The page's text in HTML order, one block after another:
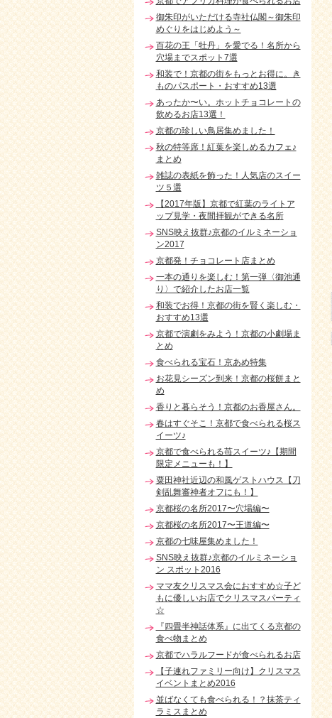
御朱印がいただける寺社仏閣～御朱印
めぐりをはじめよう～
百花の王「牡丹」を愛でる！名所から
穴場までスポット7選
和装で！京都の街をもっとお得に。き
ものパスポート・おすすめ13選
あったか〜い。ホットチョコレートの
飲めるお店13選！
京都の珍しい鳥居集めました！
秋の特等席！紅葉を楽しめるカフェ♪
まとめ
雑誌の表紙を飾った！人気店のスイー
ツ５選
【2017年版】京都で紅葉のライトア
ップ見学・夜間拝観ができる名所
SNS映え抜群♪京都のイルミネーショ
ン2017
京都発！チョコレート店まとめ
一本の通りを楽しむ！第一弾〈御池通
り〉で紹介したお店一覧
和装でお得！京都の街を賢く楽しむ・
おすすめ13選
京都で演劇をみよう！京都の小劇場ま
とめ
食べられる宝石！京あめ特集
お花見シーズン到来！京都の桜餅まと
め
香りと暮らそう！京都のお香屋さん。
春はすぐそこ！京都で食べられる桜ス
イーツ♪
京都で食べられる苺スイーツ♪【期間
限定メニューも！】
粟田神社近辺の和風ゲストハウス【刀
剣乱舞審神者オフにも！】
京都桜の名所2017〜穴場編〜
京都桜の名所2017〜王道編〜
京都の七味屋集めました！
SNS映え抜群♪京都のイルミネーショ
ン スポット2016
ママ友クリスマス会におすすめ☆子ど
もに優しいお店でクリスマスパーティ
☆
『四畳半神話体系』に出てくる京都の
食べ物まとめ
京都でハラルフードが食べられるお店
【子連れファミリー向け】クリスマス
イベントまとめ2016
並ばなくても食べられる！？抹茶ティ
ラミスまとめ